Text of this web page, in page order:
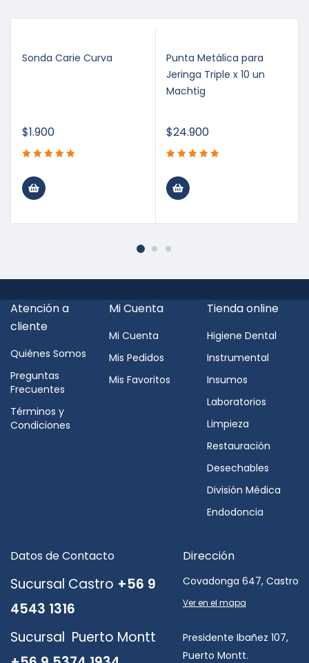
Sonda Carie Curva
$1.900
Punta Metálica para
Jeringa Triple x 10 un
Machtig
$24.900
Atención a
cliente
Quiénes Somos
Preguntas
Frecuentes
Términos y
Condiciones
Mi Cuenta
Mi Cuenta
Mis Pedidos
Mis Favoritos
Tienda online
Higiene Dental
Instrumental
Insumos
Laboratorios
Limpieza
Restauración
Desechables
División Médica
Endodoncia
Datos de Contacto
Sucursal Castro +56 9
4543 1316
Sucursal Puerto Montt
Dirección
Covadonga 647, Castro
Ver en el mapa
Presidente Ibañez 107,
Puerto Montt.